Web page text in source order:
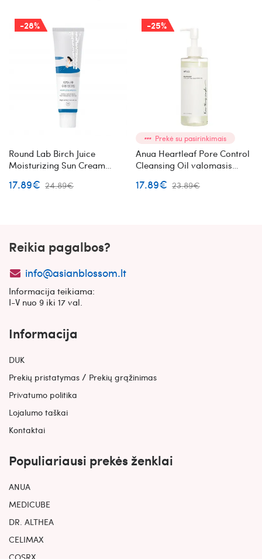
-28%
Round Lab Birch Juice
Moisturizing Sun Cream
saulės su beržų sultimis
17.89€ 24.89€
-25%
Prekė su pasirinkimais
Anua Heartleaf Pore Control
Cleansing Oil valomasis
ekstraktais
17.89€ 23.89€
Reikia pagalbos?
info@asianblossom.lt
Informacija teikiama:
I-V nuo 9 iki 17 val.
Informacija
DUK
Prekių pristatymas / Prekių grąžinimas
Privatumo politika
Lojalumo taškai
Kontaktai
Populiariausi prekės ženklai
ANUA
MEDICUBE
DR. ALTHEA
CELIMAX